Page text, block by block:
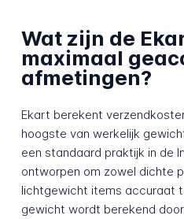
Wat zijn de
maximaal
afmetingen?
Ekart berekent
hoogste van werkelijk
een standaard praktijk in de
ontworpen om zowel dichte
lichtgewicht items accuraat
gewicht wordt berekend